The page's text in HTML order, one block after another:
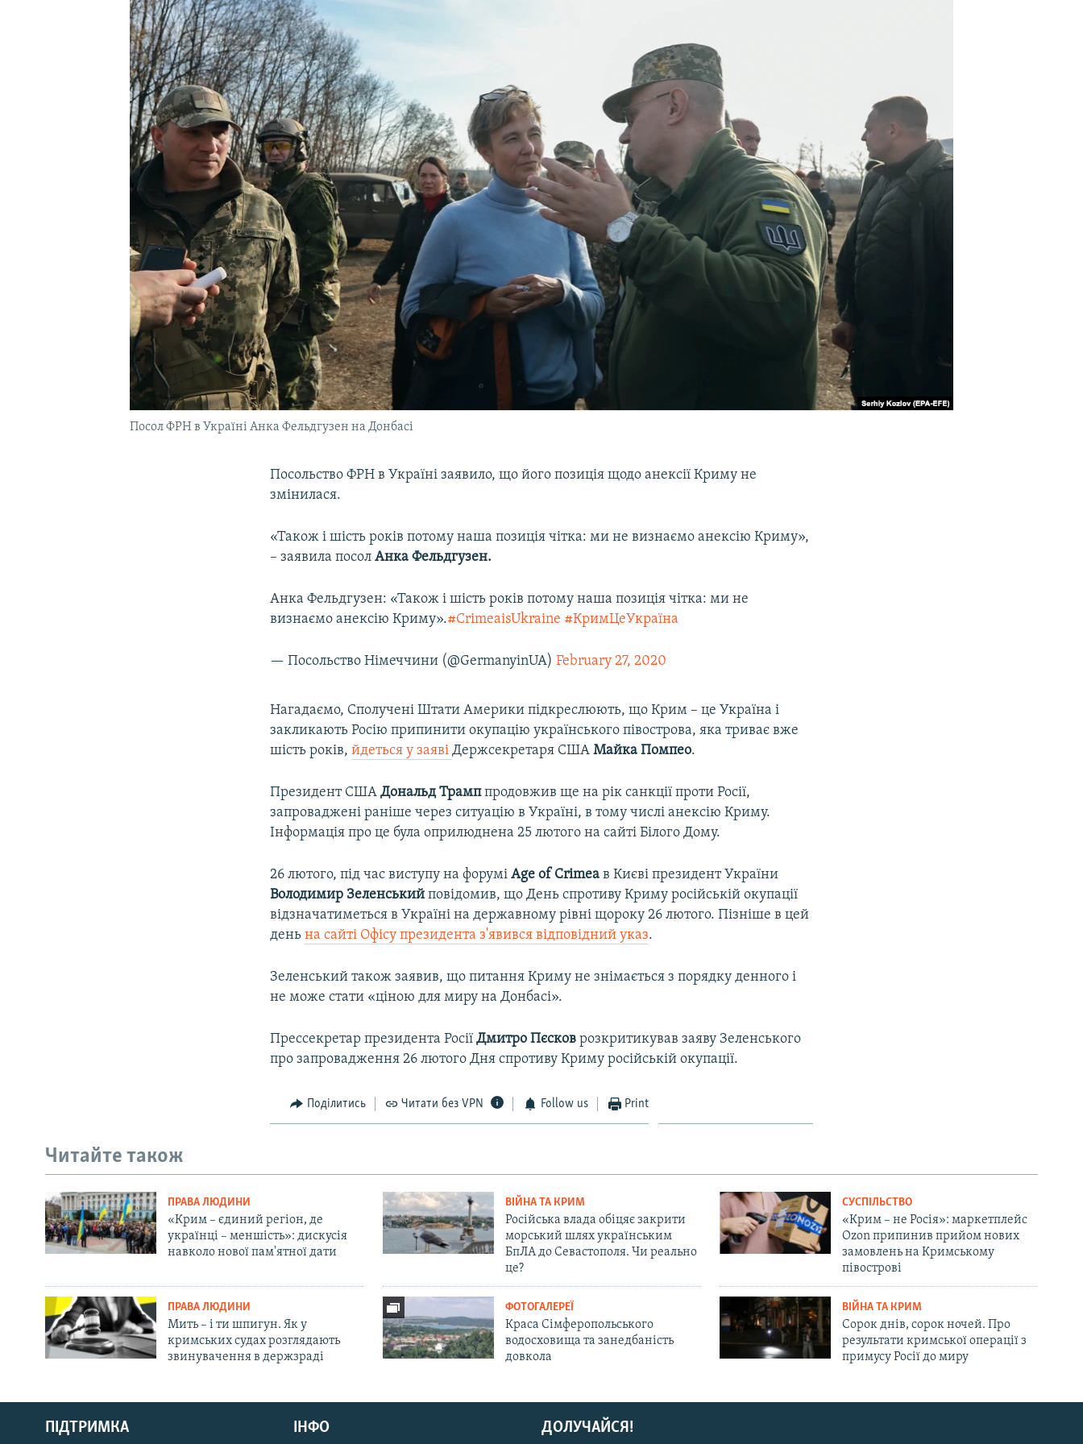
УКРАЇНСЬКА ПРОБЛЕМА КРИМУ
Русский
Qırımtatar
Посол ФРН в Україні Анка Фельдгузен на Донбасі
Посольство ФРН в Україні заявило, що його позиція щодо анексії Криму не
змінилася.
«Також і шість років потому наша позиція чітка: ми не визнаємо анексію Криму»,
– заявила посолАнка Фельдгузен.
Анка Фельдгузен: «Також і шість років потому наша позиція чітка: ми не
визнаємо анексію Криму».#CrimeaisUkraine #КримЦеУкраїна
— Посольство Німеччини (@GermanyinUA)February 27, 2020
Нагадаємо, Сполучені Штати Америки підкреслюють, що Крим – це Україна і
закликають Росію припинити окупацію українського півострова, яка триває вже
шість років,йдеться у заявіДержсекретаря СШАМайка Помпео.
Президент СШАДональд Трамппродовжив ще на рік санкції проти Росії,
запроваджені раніше через ситуацію в Україні, в тому числі анексію Криму.
Інформація про це була оприлюднена 25 лютого на сайті Білого Дому.
26 лютого, під час виступу на форуміAge of Crimea в Києві президент України
Володимир Зеленський повідомив, що День спротиву Криму російській окупації
відзначатиметься в Україні на державному рівні щороку 26 лютого. Пізніше в цей
деньна сайті Офісу президента з'явився відповідний указ.
Зеленський також заявив, що питання Криму не знімається з порядку денного і
не може стати «ціною для миру на Донбасі».
Прессекретар президента РосіїДмитро Пєсков розкритикував заяву Зеленського
про запровадження 26 лютого Дня спротиву Криму російській окупації.
Поділитись Читати без VPN Follow us Print
Читайте також
ПРАВА ЛЮДИНИ
«Крим – єдиний регіон, де
українці – меншість»: дискусія
навколо нової пам'ятної дати
ВІЙНА ТА КРИМ
Російська влада обіцяє закрити
морський шлях українським
БпЛА до Севастополя. Чи реально
це?
СУСПІЛЬСТВО
«Крим – не Росія»: маркетплейс
Ozon припинив прийом нових
замовлень на Кримському
півострові
ПРАВА ЛЮДИНИ
Мить – і ти шпигун. Як у
кримських судах розглядають
звинувачення в держзраді
ФОТОГАЛЕРЕЇ
Краса Сімферопольського
водосховища та занедбаність
довкола
ВІЙНА ТА КРИМ
Сорок днів, сорок ночей. Про
результати кримської операції з
примусу Росії до миру
ДОЛУЧАЙСЯ!
ПІДТРИМКА ІНФО